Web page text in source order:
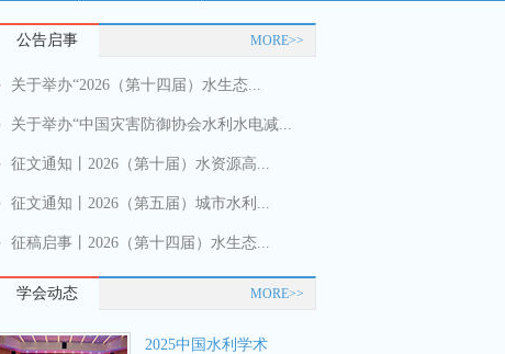
公告启事 MORE>>
关于举办“2026（第十四届）水生态...
关于举办“中国灾害防御协会水利水电减...
征文通知丨2026（第十届）水资源高...
征文通知丨2026（第五届）城市水利...
征稿启事丨2026（第十四届）水生态...
学会动态 MORE>>
2025中国水利学术